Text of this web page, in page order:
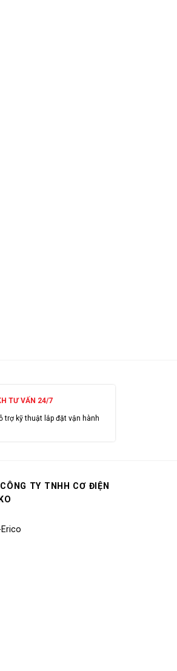
TƯ VẤN 24/7
trợ kỹ thuật lắp đặt vận hành
CÔNG TY TNHH CƠ ĐIỆN